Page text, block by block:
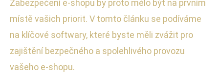
Zabezpečení e-shopu by proto mělo být na prvním
místě vašich priorit. V tomto článku se podíváme
na klíčové softwary, které byste měli zvážit pro
zajištění bezpečného a spolehlivého provozu
vašeho e-shopu.